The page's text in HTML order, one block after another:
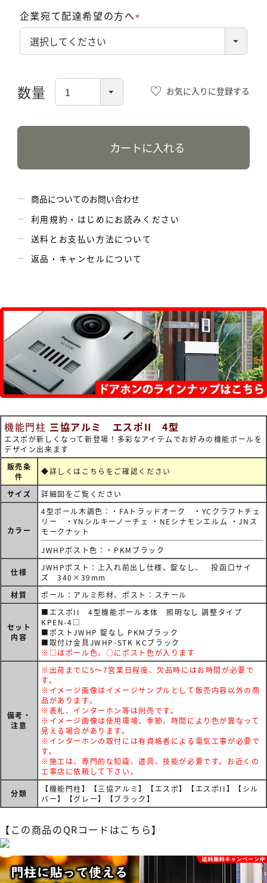
企業宛て配達希望の方へ
お気に入りに登録する
カートに入れる
商品についてのお問い合わせ
利用規約・はじめにお読みください
送料とお支払い方法について
返品・キャンセルについて
機能門柱 三協アルミ エスポII 4型
エスポが新しくなって新登場！多彩なアイテムでお好みの機能ポールを
デザイン出来ます
販売条
件
◆詳しくは こちらをご確認ください
サイズ 詳細図をご覧ください
カラー
4型ポール木調色：・FAトラッドオーク ・YCクラフトチェ
リー ・YNシルキーノーチェ ・NEシナモンエルム ・JNス
モークナット
JWHPポスト色：・PKMブラック
仕様
JWHPポスト：上入れ前出し仕様、錠なし、 投函口サイ
ズ 340×39mm
材質
ポール：アルミ形材、ポスト：スチール
セット
内容
■エスポII 4型機能ポール本体 照明なし 調整タイプ
KPEN-4□
■ポストJWHP 錠なし PKMブラック
■取付け金具JWHP-STK KCブラック
※□はポール色、○にポスト色が入ります
備考・
注意
※出荷までに5～7営業日程度、欠品時にはお時間が必要で
す。
※イメージ画像はイメージサンプルとして販売内容以外の商
品があります。
※表札、インターホン等は別売です。
※イメージ画像は使用環境、季節、時間により色が異なって
見える場合があります。
※インターホンの取付には有資格者による電気工事が必要で
す。
※施工は、専門的な知識、道具、技能が必要です。お近くの
工事店に依頼して下さい。
分類
【機能門柱】【三協アルミ】【エスポ】【エスポII】【シル
バー】【グレー】【ブラック】
【この商品のQRコードはこちら】